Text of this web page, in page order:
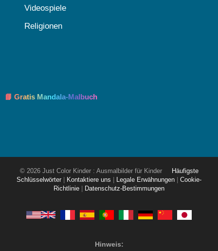
Videospiele
Religionen
📘 Gratis Mandala-Malbuch
© 2026 Just Color Kinder : Ausmalbilder für Kinder
Häufigste
Schlüsselwörter
Kontaktiere uns Legale Erwähnungen
Cookie-
Richtlinie
Datenschutz-Bestimmungen
Hinweis: